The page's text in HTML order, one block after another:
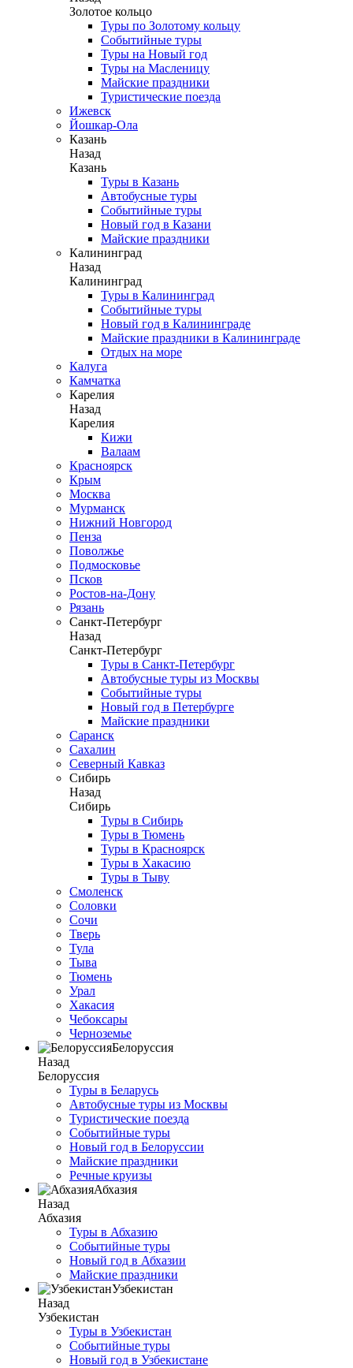
Золотое кольцо
Туры по Золотому кольцу
Событийные туры
Туры на Новый год
Туры на Масленицу
Майские праздники
Туристические поезда
Ижевск
Йошкар-Ола
Казань
Назад
Казань
Туры в Казань
Автобусные туры
Событийные туры
Новый год в Казани
Майские праздники
Калининград
Назад
Калининград
Туры в Калининград
Событийные туры
Новый год в Калининграде
Майские праздники в Калининграде
Отдых на море
Калуга
Камчатка
Карелия
Назад
Карелия
Кижи
Валаам
Красноярск
Крым
Москва
Мурманск
Нижний Новгород
Пенза
Поволжье
Подмосковье
Псков
Ростов-на-Дону
Рязань
Санкт-Петербург
Назад
Санкт-Петербург
Туры в Санкт-Петербург
Автобусные туры из Москвы
Событийные туры
Новый год в Петербурге
Майские праздники
Саранск
Сахалин
Северный Кавказ
Сибирь
Назад
Сибирь
Туры в Сибирь
Туры в Тюмень
Туры в Красноярск
Туры в Хакасию
Туры в Тыву
Смоленск
Соловки
Сочи
Тверь
Тула
Тыва
Тюмень
Урал
Хакасия
Чебоксары
Черноземье
Белоруссия
Назад
Белоруссия
Туры в Беларусь
Автобусные туры из Москвы
Туристические поезда
Событийные туры
Новый год в Белоруссии
Майские праздники
Речные круизы
Абхазия
Назад
Абхазия
Туры в Абхазию
Событийные туры
Новый год в Абхазии
Майские праздники
Узбекистан
Назад
Узбекистан
Туры в Узбекистан
Событийные туры
Новый год в Узбекистане